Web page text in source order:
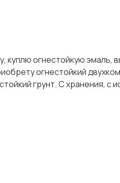
куплю огнестойкую эмаль,
огнестойкий
грунт. С хранения, с